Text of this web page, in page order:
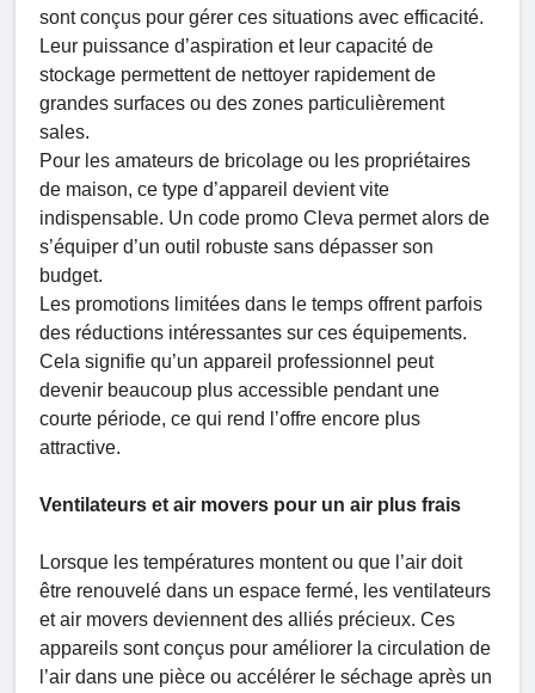
sont conçus pour gérer ces situations avec efficacité.
Leur puissance d’aspiration et leur capacité de
stockage permettent de nettoyer rapidement de
grandes surfaces ou des zones particulièrement
sales.
Pour les amateurs de bricolage ou les propriétaires
de maison, ce type d’appareil devient vite
indispensable. Un code promo Cleva permet alors de
s’équiper d’un outil robuste sans dépasser son
budget.
Les promotions limitées dans le temps offrent parfois
des réductions intéressantes sur ces équipements.
Cela signifie qu’un appareil professionnel peut
devenir beaucoup plus accessible pendant une
courte période, ce qui rend l’offre encore plus
attractive.
Ventilateurs et air movers pour un air plus frais
Lorsque les températures montent ou que l’air doit
être renouvelé dans un espace fermé, les ventilateurs
et air movers deviennent des alliés précieux. Ces
appareils sont conçus pour améliorer la circulation de
l’air dans une pièce ou accélérer le séchage après un